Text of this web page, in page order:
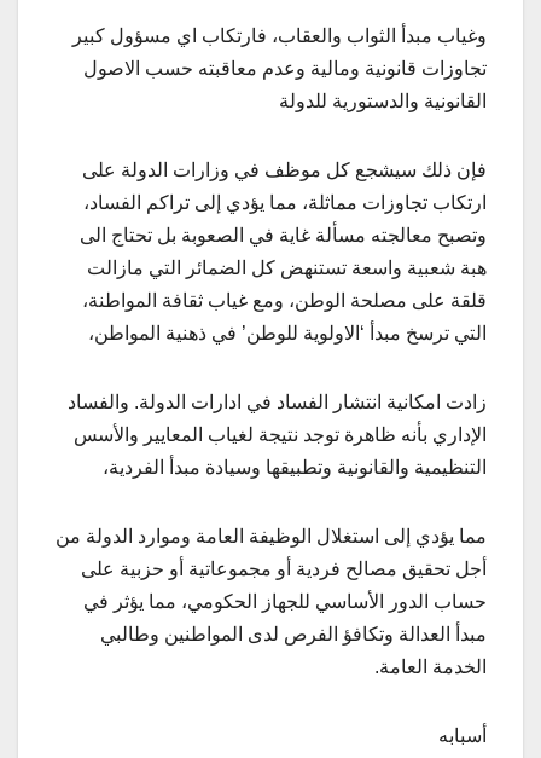
وغياب مبدأ الثواب والعقاب، فارتكاب اي مسؤول كبير
تجاوزات قانونية ومالية وعدم معاقبته حسب الاصول
القانونية والدستورية للدولة
فإن ذلك سيشجع كل موظف في وزارات الدولة على
ارتكاب تجاوزات مماثلة، مما يؤدي إلى تراكم الفساد،
وتصبح معالجته مسألة غاية في الصعوبة بل تحتاج الى
هبة شعبية واسعة تستنهض كل الضمائر التي مازالت
قلقة على مصلحة الوطن، ومع غياب ثقافة المواطنة،
التي ترسخ مبدأ ‘الاولوية للوطن’ في ذهنية المواطن،
زادت امكانية انتشار الفساد في ادارات الدولة. والفساد
الإداري بأنه ظاهرة توجد نتيجة لغياب المعايير والأسس
التنظيمية والقانونية وتطبيقها وسيادة مبدأ الفردية،
مما يؤدي إلى استغلال الوظيفة العامة وموارد الدولة من
أجل تحقيق مصالح فردية أو مجموعاتية أو حزبية على
حساب الدور الأساسي للجهاز الحكومي، مما يؤثر في
مبدأ العدالة وتكافؤ الفرص لدى المواطنين وطالبي
الخدمة العامة.
أسبابه